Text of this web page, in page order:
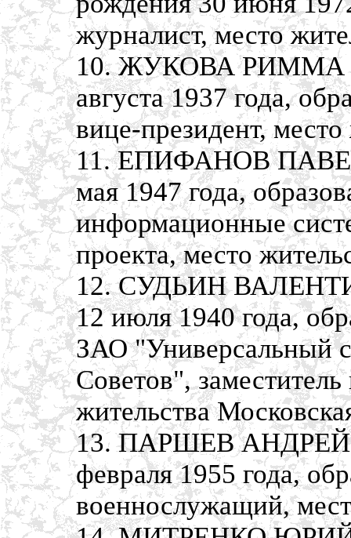
журналист, место
10. ЖУКОВА РИММА
августа 1937 года,
вице-президент,
11. ЕПИФАНОВ
мая 1947 года,
информационные
проекта, место
12. СУДЬИН
12 июля 1940 года,
ЗАО "Универсальный
Советов",
жительства
13. ПАРШЕВ АНДРЕЙ
февраля 1955 года,
военнослужащий,